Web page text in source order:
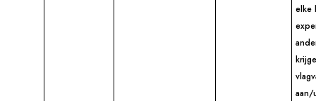
elke
aan/